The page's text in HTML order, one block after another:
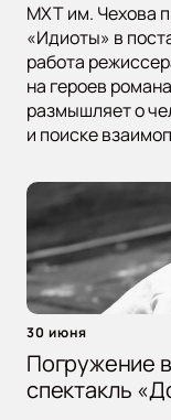
МХТ им. Чехова
«Идиоты» в
работа
на героев
размышляет о
и поиске
30 июня
Погружение
спектакль